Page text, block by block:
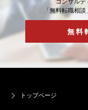
「無料転職相
無料
トップページ